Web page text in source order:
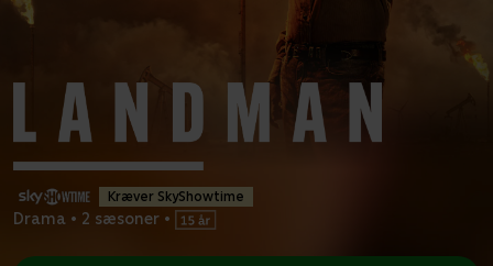
Kræver SkyShowtime
Drama • 2 sæsoner •